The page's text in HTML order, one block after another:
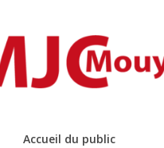
Accueil du public